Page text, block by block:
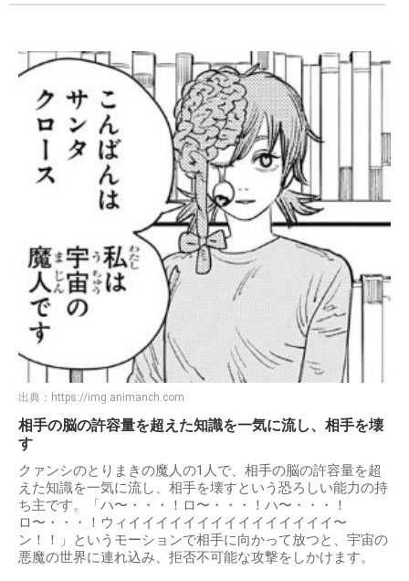
出典： https://img.animanch.com
相手の脳の許容量を超えた知識を一気に流し、相手を壊
す
クァンシのとりまきの魔人の1人で、相手の脳の許容量を超
えた知識を一気に流し、相手を壊すという恐ろしい能力の持
ち主です。「ハ〜・・・！ロ〜・・・！ハ〜・・・！
ロ〜・・・！ウィイイイイイイイイイイイイイイイ〜
ン！！」というモーションで相手に向かって放つと、宇宙の
悪魔の世界に連れ込み、拒否不可能な攻撃をしかけます。